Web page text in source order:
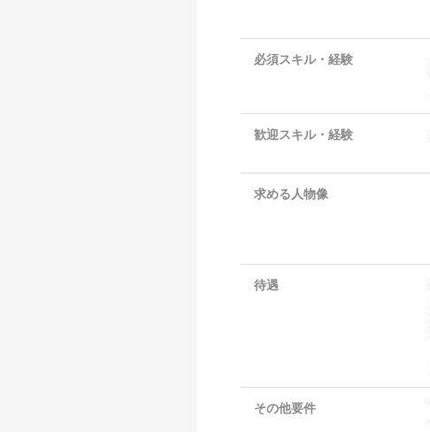
必須スキル・経験
歓迎スキル・経験
求める人物像
待遇
その他要件